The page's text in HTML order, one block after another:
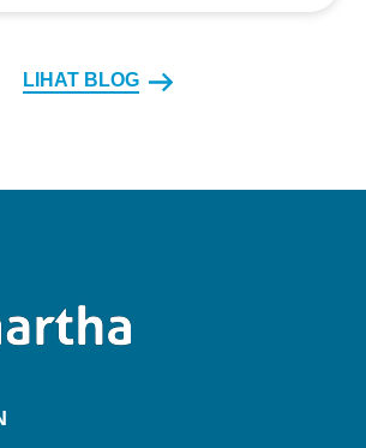
LIHAT BLOG